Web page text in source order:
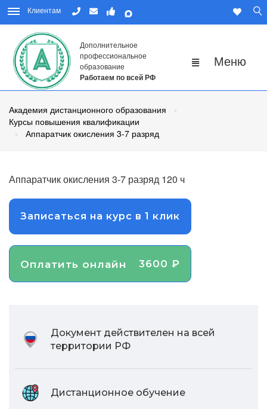
Клиентам
Дополнительное
профессиональное
образование
Работаем по всей РФ
Академия дистанционного образования
Курсы повышения квалификации
Аппаратчик окисления 3-7 разряд
Аппаратчик окисления 3-7 разряд 120 ч
Записаться на курс в 1 клик
Оплатить онлайн 3600 ₽
Документ действителен на всей
территории РФ
Дистанционное обучение